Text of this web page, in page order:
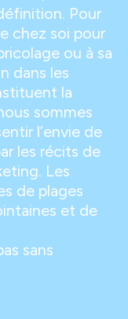
Pour
chez soi pour
ou à sa
dans les
la
sommes
l’envie de
les récits de
Les
de plages
et de
sans